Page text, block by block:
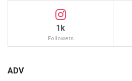
1k
Followers
ADV